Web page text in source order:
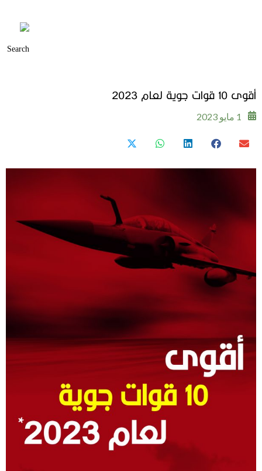
أقوى 10 قوات جوية لعام 2023
1 مايو 2023